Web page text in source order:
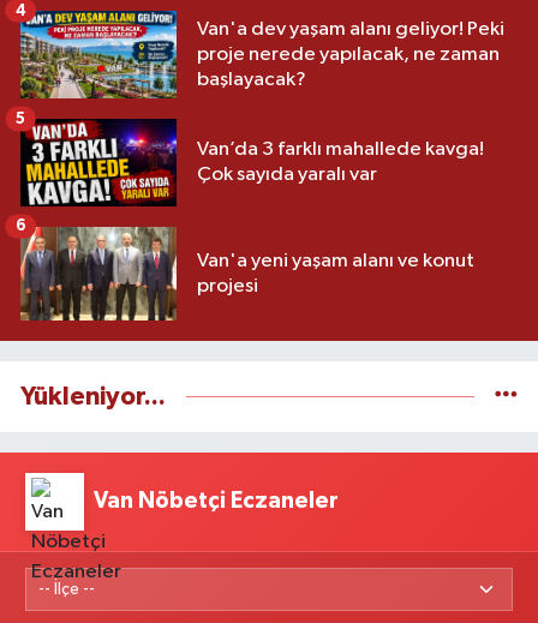
Van'a dev yaşam alanı geliyor! Peki
proje nerede yapılacak, ne zaman
başlayacak?
4
Van’da 3 farklı mahallede kavga!
Çok sayıda yaralı var
5
Van'a yeni yaşam alanı ve konut
projesi
6
Yükleniyor...
Van Nöbetçi Eczaneler